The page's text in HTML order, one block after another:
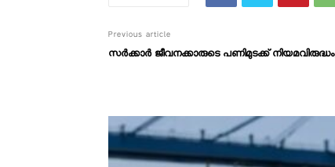
Previous article
സർക്കാർ ജീവനക്കാരുടെ പണിമുടക്ക്